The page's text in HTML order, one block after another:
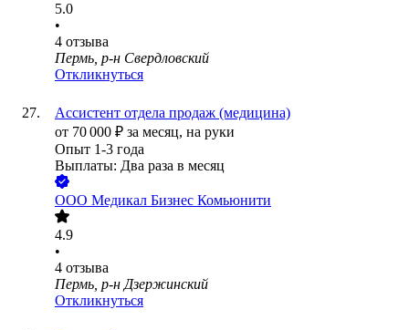
5.0
•
4 отзыва
Пермь, р-н Свердловский
Откликнуться
Ассистент отдела продаж (медицина)
от 70 000 ₽ за месяц, на руки
Опыт 1-3 года
Выплаты: Два раза в месяц
ООО Медикал Бизнес Комьюнити
4.9
•
4 отзыва
Пермь, р-н Дзержинский
Откликнуться